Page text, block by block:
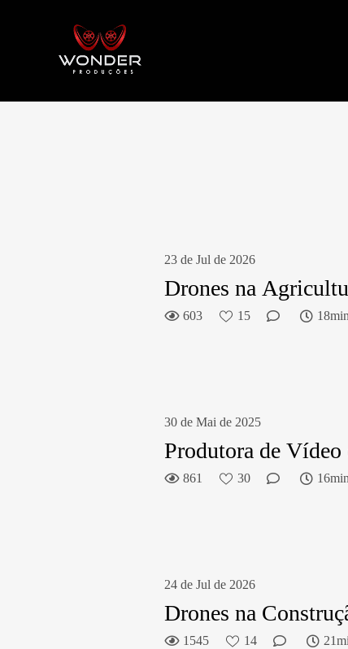
23 de Jul de 2026
Drones na
603 15
30 de Mai de 2025
Produtora de Vídeo
861 30
24 de Jul de 2026
Drones na
1545 14